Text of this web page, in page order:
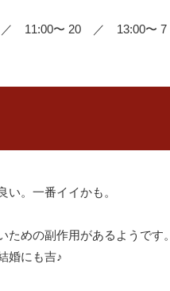
11:00〜 20 ／ 13:00〜 7
。一番イイかも。
めの副作用があるようです。
婚にも吉♪